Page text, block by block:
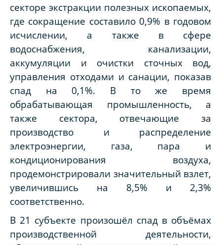
секторе экстракции полезных ископаемых,
где сокращение составило 0,9% в годовом
исчислении, а также в сфере
водоснабжения, канализации,
аккумуляции и очистки сточных вод,
управления отходами и санации, показав
спад на 0,1%. В то же время
обрабатывающая промышленность, а
также сектора, отвечающие за
производство и распределение
электроэнергии, газа, пара и
кондиционирования воздуха,
продемонстрировали значительный взлет,
увеличившись на 8,5% и 2,3%
соответственно.
В 21 субъекте произошёл спад в объёмах
производственной деятельности,